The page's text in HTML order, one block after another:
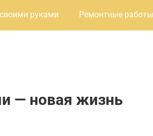
руками Ремонтные работы
— новая жизнь